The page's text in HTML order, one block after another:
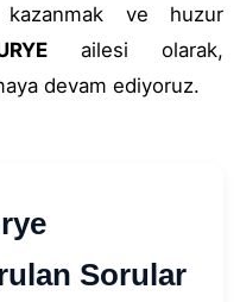
ve huzur
ailesi olarak,
devam ediyoruz.
Sorular